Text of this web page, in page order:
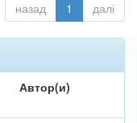
назад 1 далі
Автор(и)